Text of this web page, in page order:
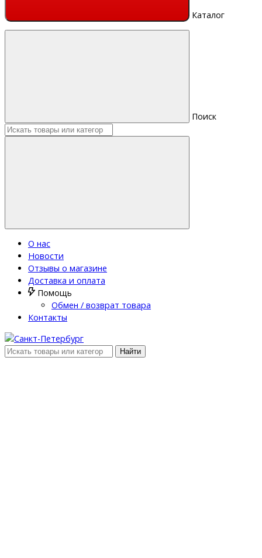
Каталог
Поиск
О нас
Новости
Отзывы о магазине
Доставка и оплата
Помощь
Обмен / возврат товара
Контакты
Найти